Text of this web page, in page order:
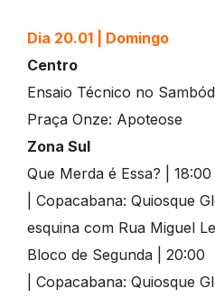
Dia 20.01 | Domingo
Centro
Ensaio Técnico no
Praça Onze: Apoteose
Zona Sul
Que Merda é Essa? | 18:00
| Copacabana: Quiosque
esquina com Rua Miguel
Bloco de Segunda | 20:00
| Copacabana: Quiosque